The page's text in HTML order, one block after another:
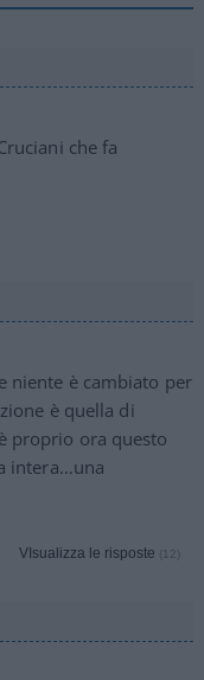
che fa
niente è cambiato per
è quella di
proprio ora questo
intera…una
VIsualizza le risposte (12)